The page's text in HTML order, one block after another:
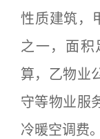
性质建筑，
之一，面积
算，乙物业
守等物业服
冷暖空调费。